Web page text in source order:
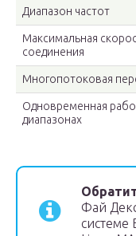
Диапазон частот
Максимальная
соединения
Многопотоковая
Одновременная
диапазонах
Фай
системе